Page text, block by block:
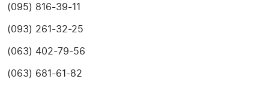
(095) 816-39-11
(093) 261-32-25
(063) 402-79-56
(063) 681-61-82